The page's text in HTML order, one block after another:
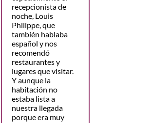
recepcionista de
noche, Louis
Philippe, que
también hablaba
español y nos
recomendó
restaurantes y
lugares que visitar.
Y aunque la
habitación no
estaba lista a
nuestra llegada
porque era muy